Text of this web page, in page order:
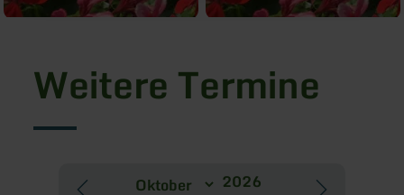
Weitere Termine